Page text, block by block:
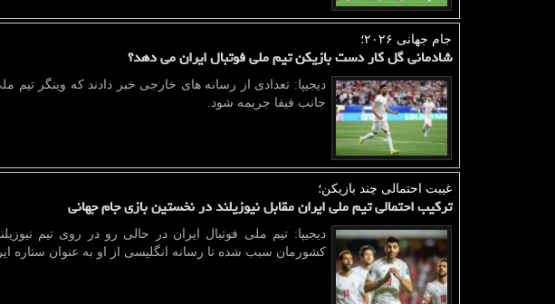
جام جهانی ۲۰۲۶؛
شادمانی گل کار دست بازیکن تیم ملی فوتبال ایران می دهد؟
دیجیپا: تعدادی از رسانه های خارجی خبر دادند که وینگر تیم
جانب فیفا جریمه شود.
غیبت احتمالی چند بازیكن؛
ترکیب احتمالی تیم ملی ایران مقابل نیوزیلند در نخستین بازی جام جهانی
دیجیپا: تیم ملی فوتبال ایران در حالی رو در روی تیم
کشورمان سبب شده تا رسانه انگلیسی از او به عنوان ستاره